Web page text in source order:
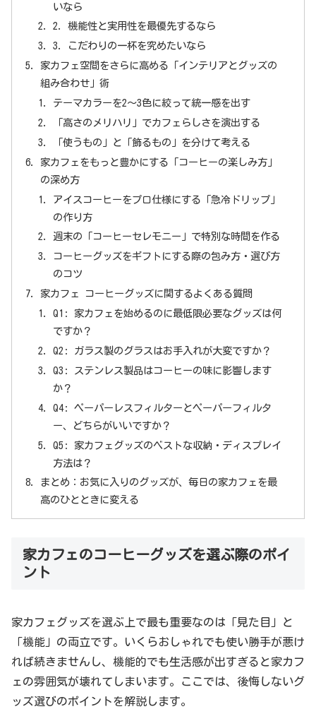
いなら
2. 機能性と実用性を最優先するなら
3. こだわりの一杯を究めたいなら
家カフェ空間をさらに高める「インテリアとグッズの
組み合わせ」術
テーマカラーを2〜3色に絞って統一感を出す
「高さのメリハリ」でカフェらしさを演出する
「使うもの」と「飾るもの」を分けて考える
家カフェをもっと豊かにする「コーヒーの楽しみ方」
の深め方
アイスコーヒーをプロ仕様にする「急冷ドリップ」
の作り方
週末の「コーヒーセレモニー」で特別な時間を作る
コーヒーグッズをギフトにする際の包み方・選び方
のコツ
家カフェ コーヒーグッズに関するよくある質問
Q1: 家カフェを始めるのに最低限必要なグッズは何
ですか？
Q2: ガラス製のグラスはお手入れが大変ですか？
Q3: ステンレス製品はコーヒーの味に影響します
か？
Q4: ペーパーレスフィルターとペーパーフィルタ
ー、どちらがいいですか？
Q5: 家カフェグッズのベストな収納・ディスプレイ
方法は？
まとめ：お気に入りのグッズが、毎日の家カフェを最
高のひとときに変える
家カフェのコーヒーグッズを選ぶ際のポイ
ント
家カフェグッズを選ぶ上で最も重要なのは「見た目」と
「機能」の両立です。いくらおしゃれでも使い勝手が悪け
れば続きませんし、機能的でも生活感が出すぎると家カフ
ェの雰囲気が壊れてしまいます。ここでは、後悔しないグ
ッズ選びのポイントを解説します。